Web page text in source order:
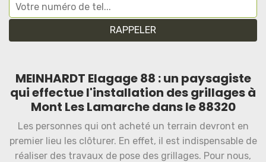
MEINHARDT Elagage 88 : un paysagiste
qui effectue l'installation des grillages à
Mont Les Lamarche dans le 88320
Les personnes qui ont acheté un terrain devront en
premier lieu les clôturer. En effet, il est indispensable de
réaliser des travaux de pose des grillages. Pour nous,